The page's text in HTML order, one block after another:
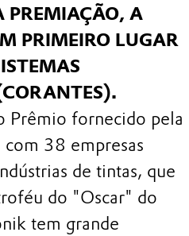
PREMIAÇÃO, A
PRIMEIRO LUGAR
Prêmio fornecido pela
38 empresas
de tintas, que
do "Oscar" do
tem grande